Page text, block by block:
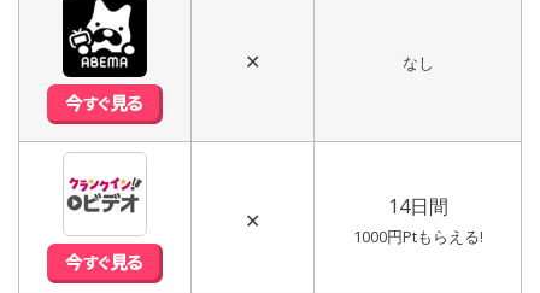
✕ なし
✕
14日間
1000円Ptもらえる!